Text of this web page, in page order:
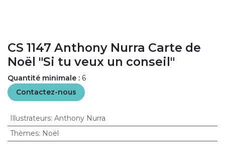
CS 1147 Anthony Nurra Carte de
Noël "Si tu veux un conseil"
Quantité minimale : 6
Contactez-nous
Illustrateurs: Anthony Nurra
Thèmes: Noël